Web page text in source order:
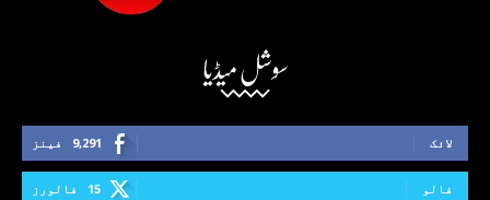
سوشل میڈیا
9,291 فینز لائک
15 فالورز فالو